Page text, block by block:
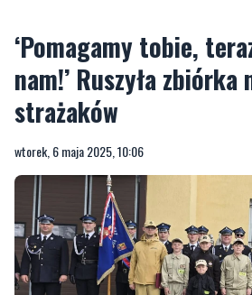
strażaków
wtorek, 6 maja 2025, 10:06
FOT. OCHOTNICZA STRAŻ